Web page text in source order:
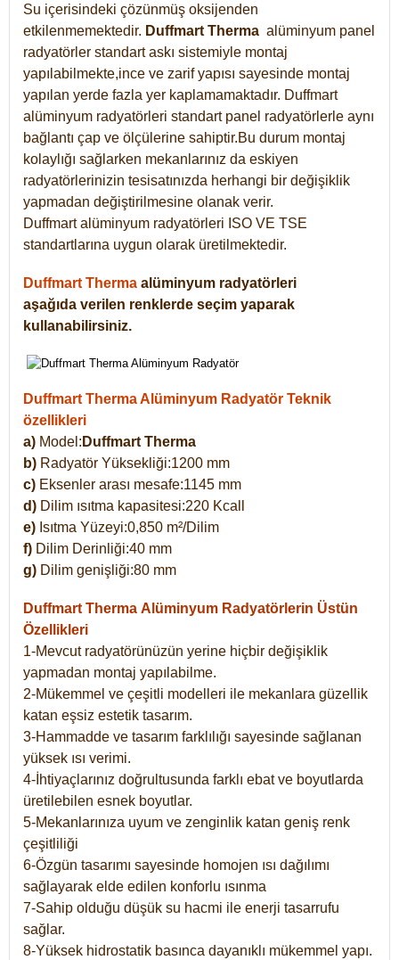
Su içerisindeki çözünmüş oksijenden
etkilenmemektedir. Duffmart Therma alüminyum panel
radyatörler standart askı sistemiyle montaj
yapılabilmekte,ince ve zarif yapısı sayesinde montaj
yapılan yerde fazla yer kaplamamaktadır. Duffmart
alüminyum radyatörleri standart panel radyatörlerle aynı
bağlantı çap ve ölçülerine sahiptir.Bu durum montaj
kolaylığı sağlarken mekanlarınız da eskiyen
radyatörlerinizin tesisatınızda herhangi bir değişiklik
yapmadan değiştirilmesine olanak verir.
Duffmart alüminyum radyatörleri ISO VE TSE
standartlarına uygun olarak üretilmektedir.
Duffmart Therma alüminyum radyatörleri
aşağıda verilen renklerde seçim yaparak
kullanabilirsiniz.
Duffmart Therma Alüminyum Radyatör Teknik
özellikleri
a) Model: Duffmart Therma
b) Radyatör Yüksekliği:1200 mm
c) Eksenler arası mesafe:1145 mm
d) Dilim ısıtma kapasitesi:220 Kcall
e) Isıtma Yüzeyi:0,850 m²/Dilim
f) Dilim Derinliği:40 mm
g) Dilim genişliği:80 mm
Duffmart Therma Alüminyum Radyatörlerin Üstün
Özellikleri
1-Mevcut radyatörünüzün yerine hiçbir değişiklik
yapmadan montaj yapılabilme.
2-Mükemmel ve çeşitli modelleri ile mekanlara güzellik
katan eşsiz estetik tasarım.
3-Hammadde ve tasarım farklılığı sayesinde sağlanan
yüksek ısı verimi.
4-İhtiyaçlarınız doğrultusunda farklı ebat ve boyutlarda
üretilebilen esnek boyutlar.
5-Mekanlarınıza uyum ve zenginlik katan geniş renk
çeşitliliği
6-Özgün tasarımı sayesinde homojen ısı dağılımı
sağlayarak elde edilen konforlu ısınma
7-Sahip olduğu düşük su hacmi ile enerji tasarrufu
sağlar.
8-Yüksek hidrostatik basınca dayanıklı mükemmel yapı.